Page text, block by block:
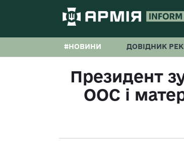
#НОВИНИ ДОВІДНИК
Президент
ООС і